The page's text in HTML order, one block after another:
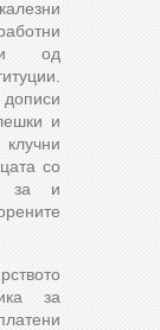
од
дописи
и
со
за и
за